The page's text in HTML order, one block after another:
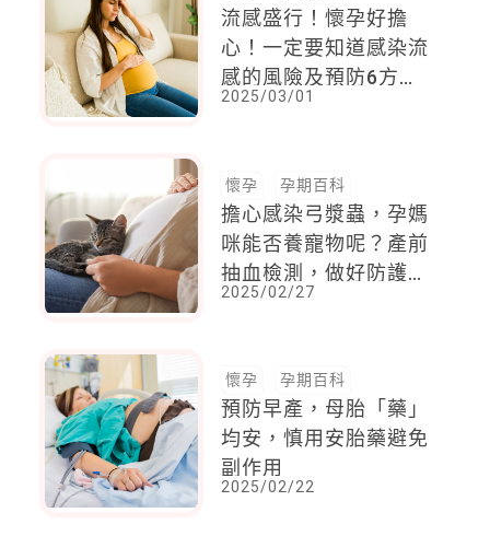
流感盛行！懷孕好擔
心！一定要知道感染流
感的風險及預防6方
法！
2025/03/01
懷孕 孕期百科
擔心感染弓漿蟲，孕媽
咪能否養寵物呢？產前
抽血檢測，做好防護，
貓狗不用送養
2025/02/27
懷孕 孕期百科
預防早產，母胎「藥」
均安，慎用安胎藥避免
副作用
2025/02/22